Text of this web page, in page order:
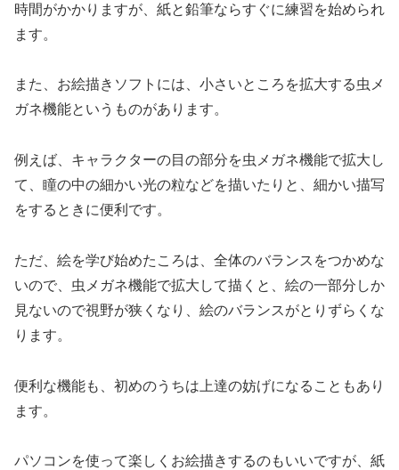
時間がかかりますが、紙と鉛筆ならすぐに練習を始められ
ます。
また、お絵描きソフトには、小さいところを拡大する虫メ
ガネ機能というものがあります。
例えば、キャラクターの目の部分を虫メガネ機能で拡大し
て、瞳の中の細かい光の粒などを描いたりと、細かい描写
をするときに便利です。
ただ、絵を学び始めたころは、全体のバランスをつかめな
いので、虫メガネ機能で拡大して描くと、絵の一部分しか
見ないので視野が狭くなり、絵のバランスがとりずらくな
ります。
便利な機能も、初めのうちは上達の妨げになることもあり
ます。
パソコンを使って楽しくお絵描きするのもいいですが、紙